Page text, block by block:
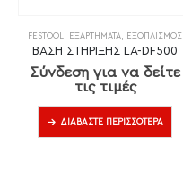
FESTOOL, ΕΞΑΡΤΉΜΑΤΑ, ΕΞΟΠΛΙΣΜΌΣ
ΒΑΣΗ ΣΤΗΡΙΞΗΣ LA-DF500
Σύνδεση για να δείτε
τις τιμές
ΔΙΑΒΆΣΤΕ ΠΕΡΙΣΣΌΤΕΡΑ